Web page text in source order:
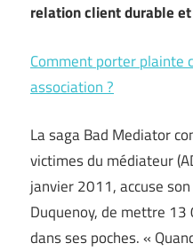
relation client durable
Comment porter plainte
association ?
La saga Bad Mediator
victimes du médiateur
janvier 2011, accuse
Duquenoy, de mettre
dans ses poches. «